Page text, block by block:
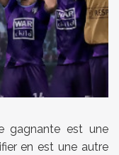
gagnante est une
en est une autre